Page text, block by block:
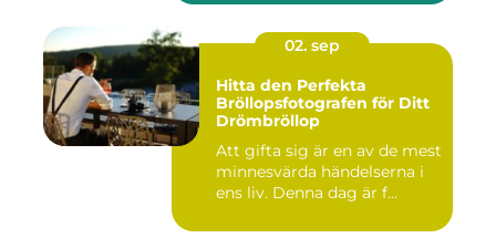
02. sep
Hitta den Perfekta
Bröllopsfotografen för Ditt
Drömbröllop
Att gifta sig är en av de mest
minnesvärda händelserna i
ens liv. Denna dag är f...